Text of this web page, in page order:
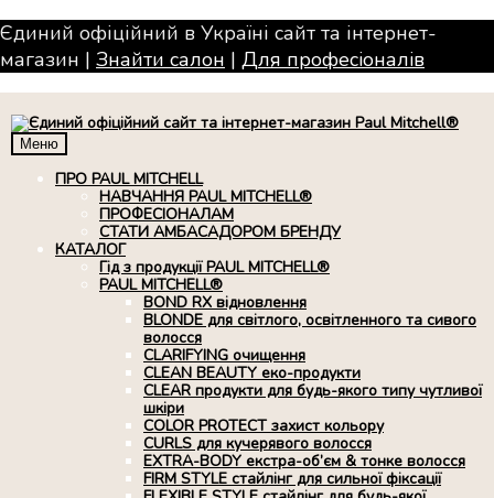
Єдиний офіційний в Україні сайт та інтернет-
магазин | Знайти салон | Для професiоналiв
Меню
ПРО PAUL MITCHELL
НАВЧАННЯ PAUL MITCHELL®
ПРОФЕСІОНАЛАМ
СТАТИ АМБАСАДОРОМ БРЕНДУ
КАТАЛОГ
Гід з продукції PAUL MITCHELL®
PAUL MITCHELL®
BOND RX вiдновлення
BLONDE для світлого, освітленного та сивого
волосся
CLARIFYING очищення
CLEAN BEAUTY еко-продукти
CLEAR продукти для будь-якого типу чутливої
шкіри
COLOR PROTECT захист кольору
CURLS для кучерявого волосся
EXTRA-BODY екстра-об’єм & тонке волосся
FIRM STYLE стайлінг для сильної фіксації